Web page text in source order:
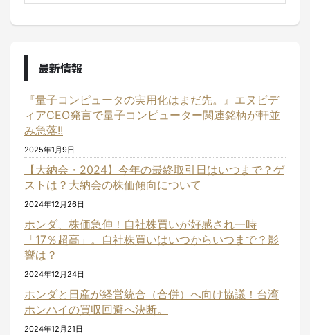
最新情報
『量子コンピュータの実用化はまだ先。』エヌビデ
ィアCEO発言で量子コンピューター関連銘柄が軒並
み急落!!
2025年1月9日
【大納会・2024】今年の最終取引日はいつまで？ゲ
ストは？大納会の株価傾向について
2024年12月26日
ホンダ、株価急伸！自社株買いが好感され一時
「17％超高」。自社株買いはいつからいつまで？影
響は？
2024年12月24日
ホンダと日産が経営統合（合併）へ向け協議！台湾
ホンハイの買収回避へ決断。
2024年12月21日